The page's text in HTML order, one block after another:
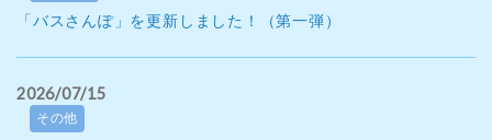
「バスさんぽ」を更新しました！（第一弾）
2026/07/15
その他